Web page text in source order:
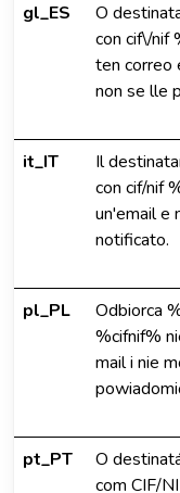
gl_ES
O
con cif\/nif
ten correo
non se lle
it_IT
Il
con cif/nif
un'email e
notificato.
pl_PL
Odbiorca
%cifnif%
mail i nie
pt_PT
O
com CIF/